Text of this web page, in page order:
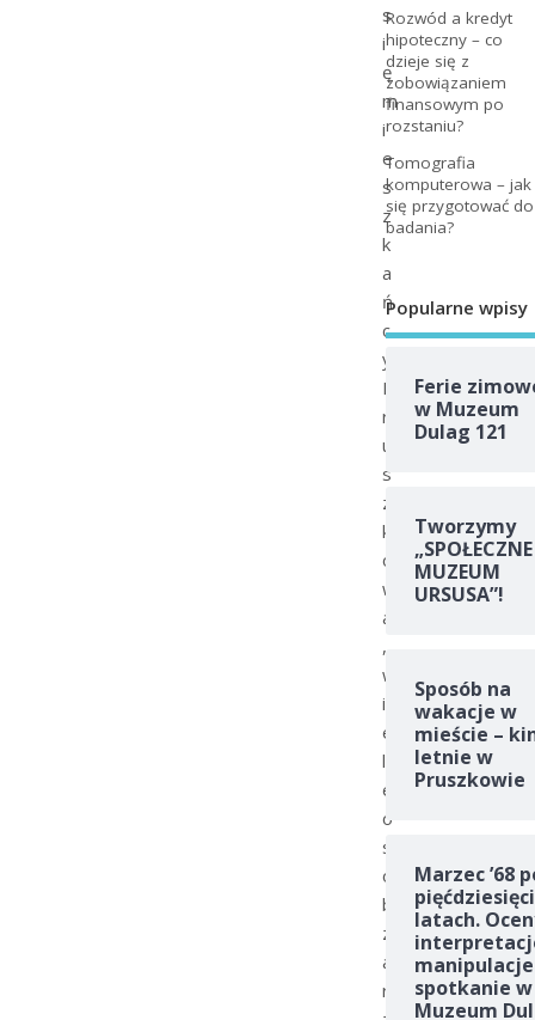
s
i
ę
m
i
e
s
z
k
a
ń
c
y
P
r
u
s
z
k
o
w
a
,
w
i
e
l
e
o
s
ó
b
z
a
r
Rozwód a kredyt
hipoteczny – co
dzieje się z
zobowiązaniem
finansowym po
rozstaniu?
Tomografia
komputerowa – jak
się przygotować do
badania?
Popularne wpisy
Ferie
w Muzeum
Dulag 121
Tworzymy
„SPOŁECZNE
MUZEUM
URSUSA”!
Sposób na
wakacje w
mieście –
letnie w
Pruszkowie
Marzec ’68
latach.
spotkanie w
Muzeum